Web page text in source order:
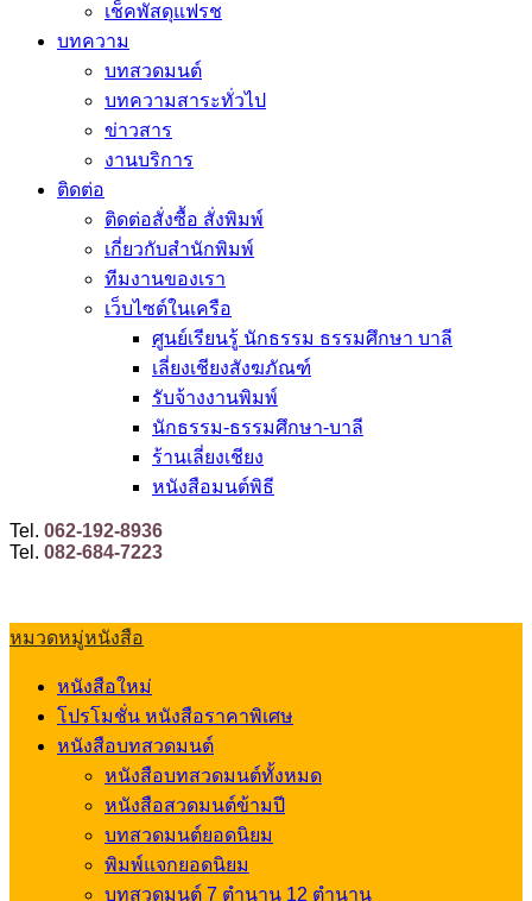
เช็คพัสดุแฟรช
บทความ
บทสวดมนต์
บทความสาระทั่วไป
ข่าวสาร
งานบริการ
ติดต่อ
ติดต่อสั่งซื้อ สั่งพิมพ์
เกี่ยวกับสำนักพิมพ์
ทีมงานของเรา
เว็บไซต์ในเครือ
ศูนย์เรียนรู้ นักธรรม ธรรมศึกษา บาลี
เลี่ยงเชียงสังฆภัณฑ์
รับจ้างงานพิมพ์
นักธรรม-ธรรมศึกษา-บาลี
ร้านเลี่ยงเชียง
หนังสือมนต์พิธี
Tel. 062-192-8936
Tel. 082-684-7223
หมวดหมู่หนังสือ
หนังสือใหม่
โปรโมชั่น หนังสือราคาพิเศษ
หนังสือบทสวดมนต์
หนังสือบทสวดมนต์ทั้งหมด
หนังสือสวดมนต์ข้ามปี
บทสวดมนต์ยอดนิยม
พิมพ์แจกยอดนิยม
บทสวดมนต์ 7 ตำนาน 12 ตำนาน